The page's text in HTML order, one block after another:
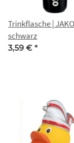
Trinkflasche |
schwarz
3,59 € *